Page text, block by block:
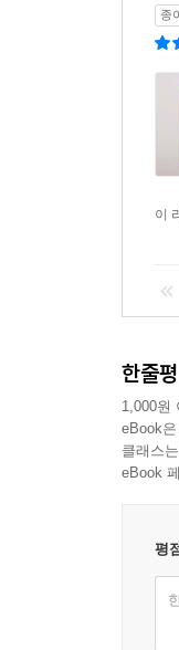
종
이
한줄평
1,000원
eBook
클래스
eBook
평점